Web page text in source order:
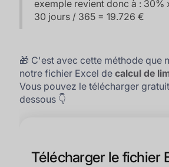
exemple revient donc à : 30%
30 jours / 365 = 19.726 €
🎁 C'est avec cette méthode que
notre fichier Excel decalcul de
Vous pouvez le télécharger
dessous 👇
Télécharger le fichier